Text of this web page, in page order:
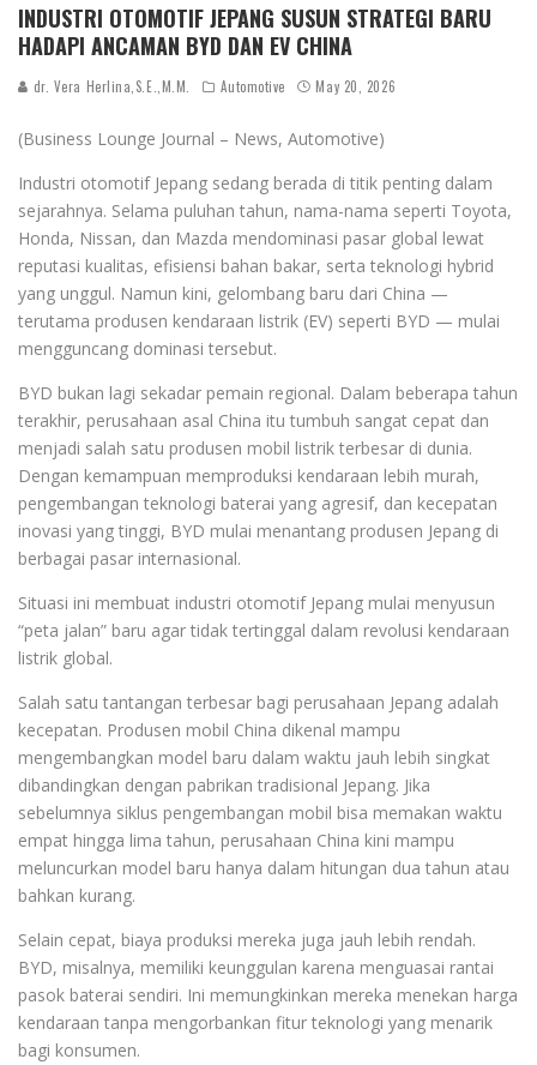
INDUSTRI OTOMOTIF JEPANG SUSUN STRATEGI BARU
HADAPI ANCAMAN BYD DAN EV CHINA
dr. Vera Herlina,S.E.,M.M. Automotive May 20, 2026
(Business Lounge Journal – News, Automotive)
Industri otomotif Jepang sedang berada di titik penting dalam
sejarahnya. Selama puluhan tahun, nama-nama seperti Toyota,
Honda, Nissan, dan Mazda mendominasi pasar global lewat
reputasi kualitas, efisiensi bahan bakar, serta teknologi hybrid
yang unggul. Namun kini, gelombang baru dari China —
terutama produsen kendaraan listrik (EV) seperti BYD — mulai
mengguncang dominasi tersebut.
BYD bukan lagi sekadar pemain regional. Dalam beberapa tahun
terakhir, perusahaan asal China itu tumbuh sangat cepat dan
menjadi salah satu produsen mobil listrik terbesar di dunia.
Dengan kemampuan memproduksi kendaraan lebih murah,
pengembangan teknologi baterai yang agresif, dan kecepatan
inovasi yang tinggi, BYD mulai menantang produsen Jepang di
berbagai pasar internasional.
Situasi ini membuat industri otomotif Jepang mulai menyusun
“peta jalan” baru agar tidak tertinggal dalam revolusi kendaraan
listrik global.
Salah satu tantangan terbesar bagi perusahaan Jepang adalah
kecepatan. Produsen mobil China dikenal mampu
mengembangkan model baru dalam waktu jauh lebih singkat
dibandingkan dengan pabrikan tradisional Jepang. Jika
sebelumnya siklus pengembangan mobil bisa memakan waktu
empat hingga lima tahun, perusahaan China kini mampu
meluncurkan model baru hanya dalam hitungan dua tahun atau
bahkan kurang.
Selain cepat, biaya produksi mereka juga jauh lebih rendah.
BYD, misalnya, memiliki keunggulan karena menguasai rantai
pasok baterai sendiri. Ini memungkinkan mereka menekan harga
kendaraan tanpa mengorbankan fitur teknologi yang menarik
bagi konsumen.